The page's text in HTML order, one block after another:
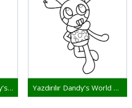
Yazdırılır Bedava Dandy’s World Yazdırılır Dandy’s World Görseli